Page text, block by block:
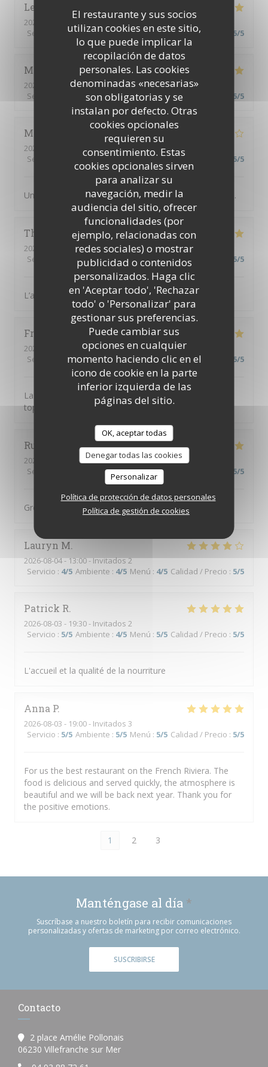
El restaurante y sus socios
utilizan cookies en este sitio,
lo que puede implicar la
recopilación de datos
personales. Las cookies
denominadas «necesarias»
son obligatorias y se
instalan por defecto. Otras
cookies opcionales
requieren su
consentimiento. Estas
cookies opcionales sirven
para analizar su
navegación, medir la
audiencia del sitio, ofrecer
funcionalidades (por
ejemplo, relacionadas con
redes sociales) o mostrar
publicidad o contenidos
personalizados. Haga clic
en 'Aceptar todo', 'Rechazar
todo' o 'Personalizar' para
gestionar sus preferencias.
Puede cambiar sus
opciones en cualquier
momento haciendo clic en el
icono de cookie en la parte
inferior izquierda de las
páginas del sitio.
OK, aceptar todas
Denegar todas las cookies
Personalizar
Política de protección de datos personales
Política de gestión de cookies
Leon
2026-08-07
- 20:00 - Invitados 5
Servicio
/5 Ambiente: 5/5 Menú: 5/5 Calidad / Precio 5/5
Mette
2026-08-03
- 20:00 - Invitados 5
Servicio
Ambiente:5/5 Menú:5/5 Calidad / Precio 5/5
Michel
2026-08-05
- 20:00 - Invitados 4
Servicio
Ambiente: 4/5 Menú:4 /5 Calidad / Precio 5/5
Un des meilleurs restaurants abordable de Villefranche.
Thierry
2026-08-02
- 19:00 - Invitados 3
Servicio
Ambiente: 5/5 Menú: 5/5 Calidad / Precio 5/5
L’accueil est parfait, équipe au top, diner excellent
Frusta
2026-08-04
- 19:30 - Invitados 9
Servicio
/5 Ambiente: 5/5 Menú:5 /5 Calidad / Precio 5/5
La tosca c’est une cuisine de qualité et une équipe au
top
Ruth
2026-08-04
- 19:00 - Invitados 3
Servicio
Ambiente:5/5 Menú:5/5 5/5
Great food, great service, great setting
Lauryn M
2026-08-04- 13:00 - Invitados 2
Servicio : 4/5 Ambiente : 4/5 Menú : 4/5 Calidad / Precio : 5/5
Patrick R
2026-08-03 - 19:30 - Invitados 2
Servicio : 5/5 Ambiente : 4/5 Menú : 5/5 Calidad / Precio : 5/5
L'accueil et la qualité de la nourriture
Anna P
2026-08-03 - 19:00 - Invitados 3
Servicio : 5/5 Ambiente : 5/5 Menú : 5/5 Calidad / Precio : 5/5
For us the best restaurant on the French Riviera. The
food is delicious and served quickly, the atmosphere is
beautiful and we will be back next year. Thank you for
the positive emotions.
1 2 3
Manténgase al día *
Suscríbase a nuestro boletín para recibir comunicaciones
personalizadas y ofertas de marketing por correo electrónico.
SUSCRIBIRSE
Contacto
2 place Amélie Pollonais
06230 Villefranche sur Mer((abre en una nueva ventana))